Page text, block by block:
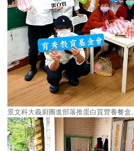
景文科大義廚團進部落推蛋白質營養餐盒。